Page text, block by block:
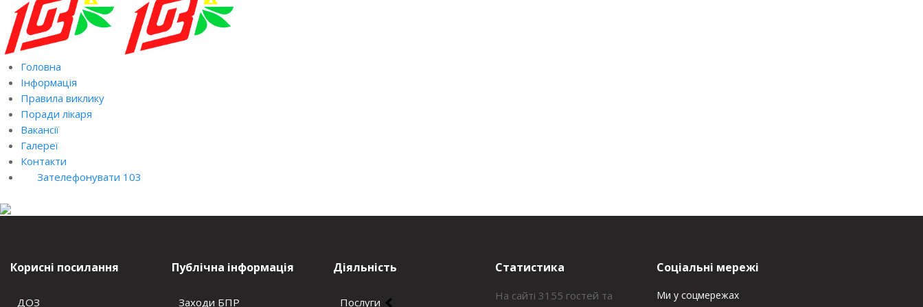
Головна
Інформація
Правила виклику
Поради лікаря
Вакансії
Галереї
Контакти
Зателефонувати 103
Корисні посилання
ДОЗ
Публічна інформація
Заходи БПР
Діяльність
Послуги
Статистика
На сайті 3155 гостей та
Соціальні мережі
Ми у соцмережах